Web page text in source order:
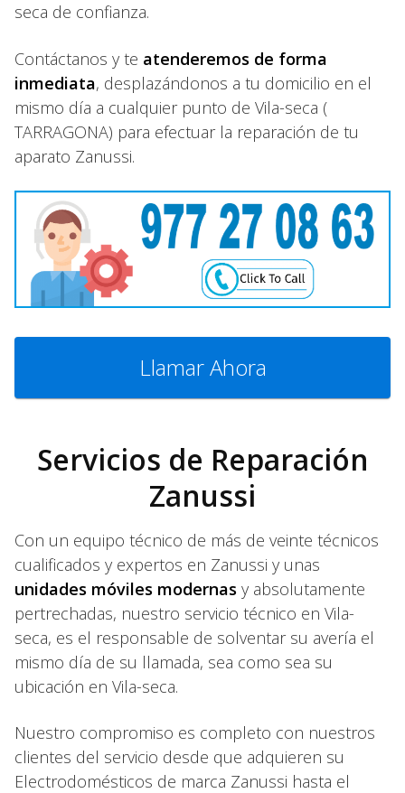
seca de confianza.
Contáctanos y te atenderemos de forma
inmediata, desplazándonos a tu domicilio en el
mismo día a cualquier punto de Vila-seca (
TARRAGONA) para efectuar la reparación de tu
aparato Zanussi.
Llamar Ahora
Servicios de Reparación
Zanussi
Con un equipo técnico de más de veinte técnicos
cualificados y expertos en Zanussi y unas
unidades móviles modernas y absolutamente
pertrechadas, nuestro servicio técnico en Vila-
seca, es el responsable de solventar su avería el
mismo día de su llamada, sea como sea su
ubicación en Vila-seca.
Nuestro compromiso es completo con nuestros
clientes del servicio desde que adquieren su
Electrodomésticos de marca Zanussi hasta el